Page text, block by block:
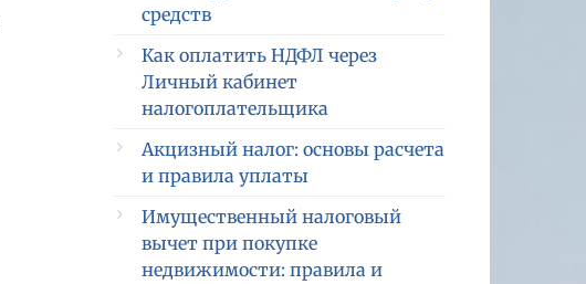
средств
Как оплатить НДФЛ через
Личный кабинет
налогоплательщика
Акцизный налог: основы расчета
и правила уплаты
Имущественный налоговый
вычет при покупке
недвижимости: правила и